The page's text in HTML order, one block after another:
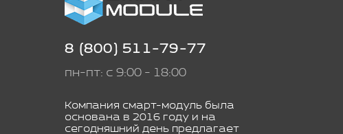
8 (800) 511-79-77
пн-пт: с 9:00 - 18:00
Компания смарт-модуль была
основана в 2016 году и на
сегодняшний день предлагает